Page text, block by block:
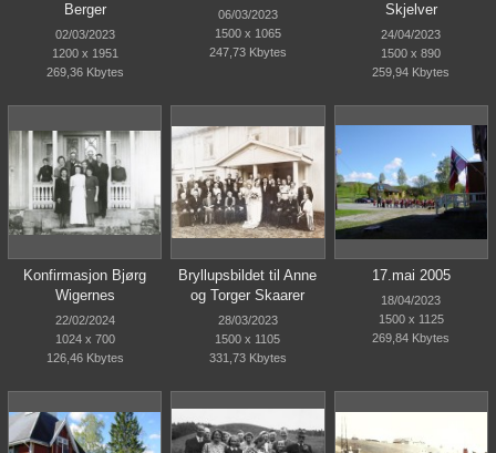
Berger
02/03/2023
1200 x 1951
269,36 Kbytes
06/03/2023
1500 x 1065
247,73 Kbytes
Skjelver
24/04/2023
1500 x 890
259,94 Kbytes
Konfirmasjon Bjørg
Wigernes
22/02/2024
1024 x 700
126,46 Kbytes
Bryllupsbildet til Anne
og Torger Skaarer
28/03/2023
1500 x 1105
331,73 Kbytes
17.mai 2005
18/04/2023
1500 x 1125
269,84 Kbytes